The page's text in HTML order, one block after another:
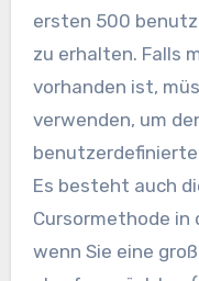
ersten 500
zu erhalten. Falls
vorhanden ist,
verwenden, um
Es besteht auch
Cursormethode in
wenn Sie eine